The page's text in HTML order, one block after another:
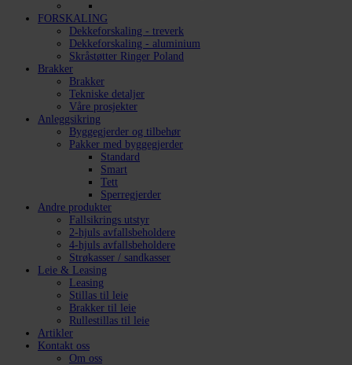
FORSKALING
Dekkeforskaling - treverk
Dekkeforskaling - aluminium
Skråstøtter Ringer Poland
Brakker
Brakker
Tekniske detaljer
Våre prosjekter
Anleggsikring
Byggegjerder og tilbehør
Pakker med byggegjerder
Standard
Smart
Tett
Sperregjerder
Andre produkter
Fallsikrings utstyr
2-hjuls avfallsbeholdere
4-hjuls avfallsbeholdere
Strøkasser / sandkasser
Leie & Leasing
Leasing
Stillas til leie
Brakker til leie
Rullestillas til leie
Artikler
Kontakt oss
Om oss